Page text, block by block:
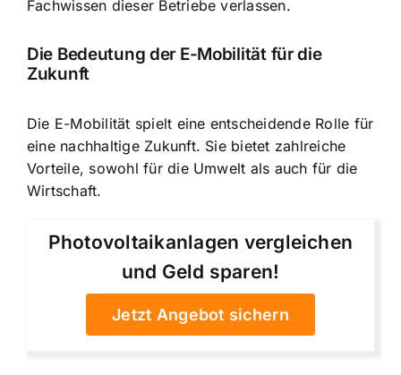
Fachwissen dieser Betriebe verlassen.
Die Bedeutung der E-Mobilität für die
Zukunft
Die E-Mobilität spielt eine entscheidende Rolle für
eine nachhaltige Zukunft. Sie bietet zahlreiche
Vorteile, sowohl für die Umwelt als auch für die
Wirtschaft.
Photovoltaikanlagen vergleichen
und Geld sparen!
Jetzt Angebot sichern